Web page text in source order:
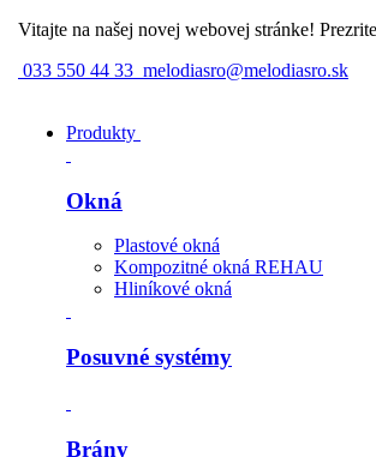
Vitajte na našej novej webovej stránke!
033 550 44 33 melodiasro@melodiasro.sk
Produkty
Okná
Plastové okná
Kompozitné okná REHAU
Hliníkové okná
Posuvné systémy
Brány